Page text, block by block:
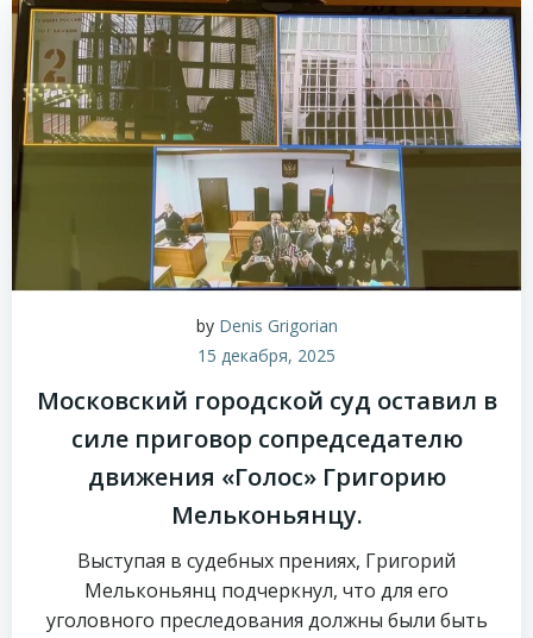
by Denis Grigorian
15 декабря, 2025
Московский городской суд оставил в
силе приговор сопредседателю
движения «Голос» Григорию
Мельконьянцу.
Выступая в судебных прениях, Григорий
Мельконьянц подчеркнул, что для его
уголовного преследования должны были быть